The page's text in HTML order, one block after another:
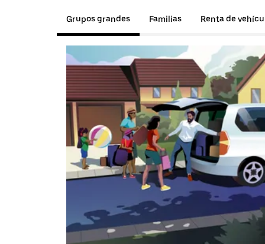
Grupos grandes Familias Renta de